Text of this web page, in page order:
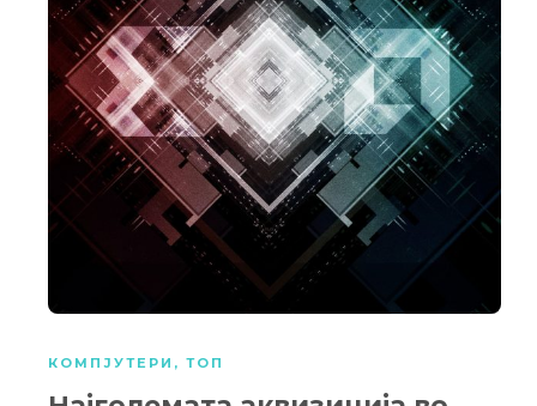
КОМПЈУТЕРИ , ТОП